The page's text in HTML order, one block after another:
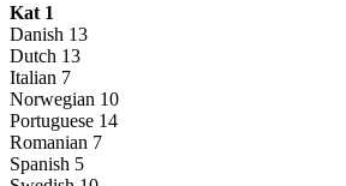
Kat 1
Danish 13
Dutch 13
Italian 7
Norwegian 10
Portuguese 14
Romanian 7
Spanish 5